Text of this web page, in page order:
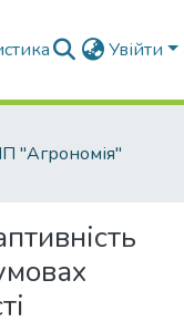
Увійти
"Агрономія"